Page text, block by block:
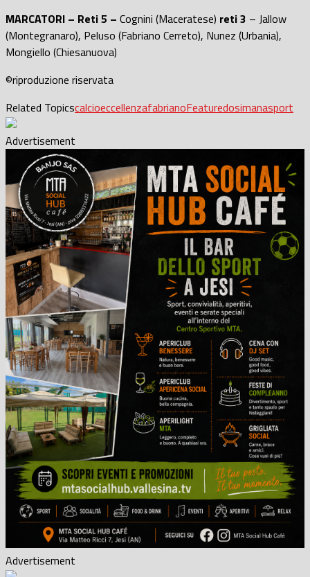
MARCATORI – Reti 5 – Cognini (Maceratese) reti 3 – Jallow
(Montegranaro), Peluso (Fabriano Cerreto), Nunez (Urbania),
Mongiello (Chiesanuova)
©riproduzione riservata
Related TopicscalcioeccellenzafabrianoFeaturedosimanasport
Advertisement
Advertisement